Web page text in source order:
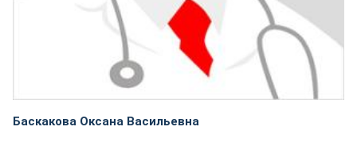
Баскакова Оксана Васильевна